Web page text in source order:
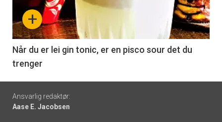
nå
-
6
+
Når du er lei gin tonic, er en pisco sour det du
trenger
Footer
-
Ansvarlig redaktør:
Aase E. Jacobsen